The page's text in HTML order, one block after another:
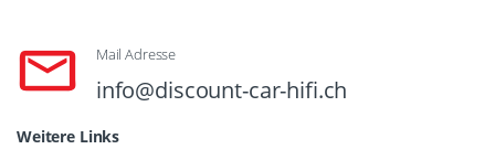
Mail Adresse
info@discount-car-hifi.ch
Weitere Links